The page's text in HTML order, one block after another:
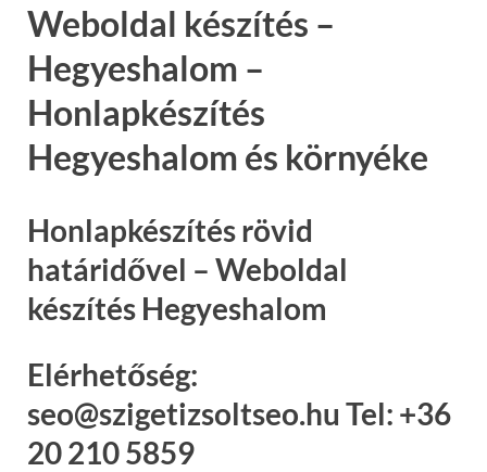
Weboldal készítés –
Hegyeshalom –
Honlapkészítés
Hegyeshalom és környéke
Honlapkészítés rövid
határidővel – Weboldal
készítés Hegyeshalom
Elérhetőség:
seo@szigetizsoltseo.hu Tel: +36
20 210 5859